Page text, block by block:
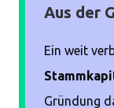
Aus der
Ein weit
Gründung